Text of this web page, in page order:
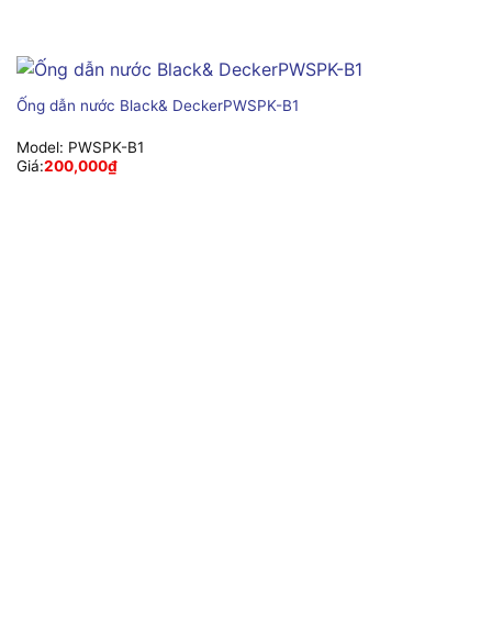
Ống dẫn nước Black& DeckerPWSPK-B1
Model: PWSPK-B1
Giá:200,000₫